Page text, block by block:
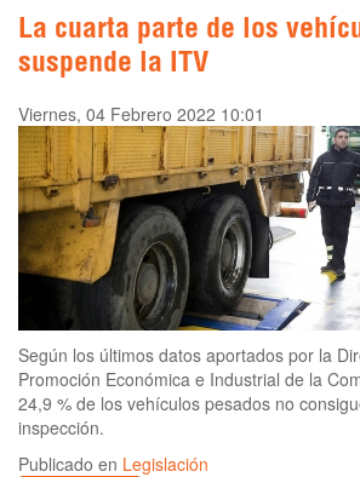
La cuarta parte de los
suspende la ITV
Viernes, 04 Febrero 2022 10:01
Según los últimos datos aportados por la
Promoción Económica e Industrial de la
24,9 % de los vehículos pesados no
inspección.
Publicado en Legislación